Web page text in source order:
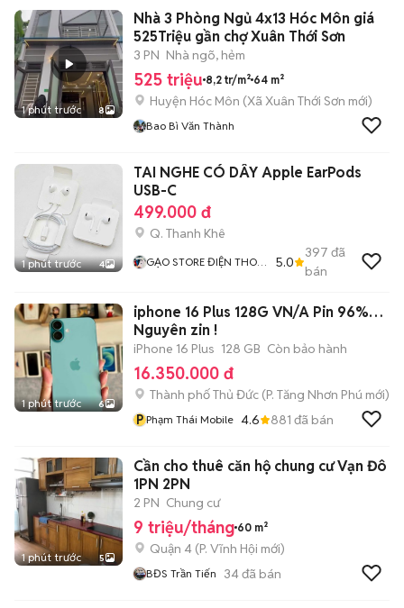
1 phút trước 8
Nhà 3 Phòng Ngủ 4x13 Hóc Môn giá
525Triệu gần chợ Xuân Thới Sơn
3 PN Nhà ngõ, hẻm
525 triệu 8,2 tr/m² 64 m²
Huyện Hóc Môn (Xã Xuân Thới Sơn mới)
Bao Bì Văn Thành
1 phút trước 4
TAI NGHE CÓ DÂY Apple EarPods
USB-C
499.000 đ
Q. Thanh Khê
GẠO STORE ĐIỆN THOẠI
5.0
397 đã
bán
1 phút trước 6
iphone 16 Plus 128G VN/A Pin 96%…
Nguyên zin !
iPhone 16 Plus 128 GB Còn bảo hành
16.350.000 đ
Thành phố Thủ Đức (P. Tăng Nhơn Phú mới)
P Phạm Thái Mobile 4.6 881 đã bán
1 phút trước 5
Cần cho thuê căn hộ chung cư Vạn Đô
1PN 2PN
2 PN Chung cư
9 triệu/tháng 60 m²
Quận 4 (P. Vĩnh Hội mới)
BĐS Trần Tiến 34đã bán